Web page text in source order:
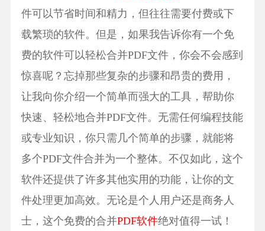
件可以节省时间和精力，但往往需要付费或下
载繁琐的软件。但是，如果我告诉你有一个免
费的软件可以轻松合并PDF文件，你会不会感到
惊喜呢？忘掉那些复杂的步骤和昂贵的费用，
让我向你介绍一个简单而强大的工具，帮助你
快速、轻松地合并PDF文件。无需任何编程技能
或专业知识，你只需几个简单的步骤，就能将
多个PDF文件合并为一个整体。不仅如此，这个
软件还提供了许多其他实用的功能，让你的文
件处理更加高效。无论是个人用户还是商务人
士，这个免费的合并PDF软件绝对值得一试！